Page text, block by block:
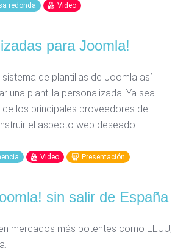
redonda Video
para Joomla!
de plantillas de Joomla así
una plantilla personalizada. Ya sea
los principales proveedores de
el aspecto web deseado.
Video Presentación
sin salir de España
mercados más potentes como EEUU,